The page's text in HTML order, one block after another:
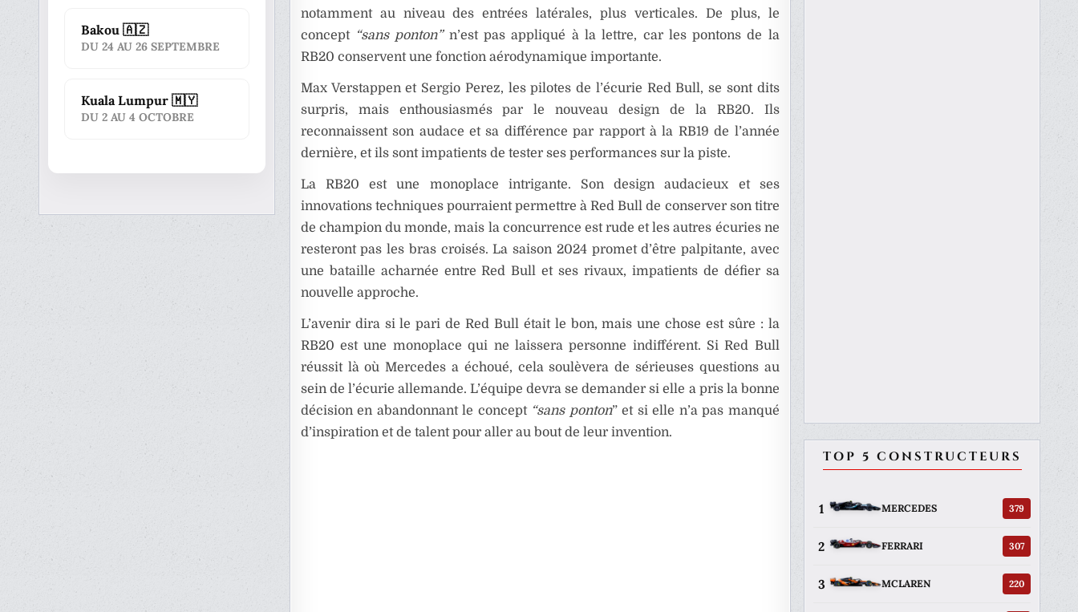
notamment au niveau des entrées latérales, plus verticales. De plus, le
concept “sans ponton”n’est pas appliqué à la lettre, car les pontons de la
RB20 conservent une fonction aérodynamique importante.
Max Verstappen et Sergio Perez, les pilotes de l’écurie Red Bull, se sont dits
surpris, mais enthousiasmés par le nouveau design de la RB20. Ils
reconnaissent son audace et sa différence par rapport à la RB19 de l’année
dernière, et ils sont impatients de tester ses performances sur la piste.
La RB20 est une monoplace intrigante. Son design audacieux et ses
innovations techniques pourraient permettre à Red Bull de conserver son titre
de champion du monde, mais la concurrence est rude et les autres écuries ne
resteront pas les bras croisés. La saison 2024 promet d’être palpitante, avec
une bataille acharnée entre Red Bull et ses rivaux, impatients de défier sa
nouvelle approche.
L’avenir dira si le pari de Red Bull était le bon, mais une chose est sûre : la
RB20 est une monoplace qui ne laissera personne indifférent. Si Red Bull
réussit là où Mercedes a échoué, cela soulèvera de sérieuses questions au
sein de l’écurie allemande. L’équipe devra se demander si elle a pris la bonne
décision en abandonnant le concept “sans ponton” et si elle n’a pas manqué
d’inspiration et de talent pour aller au bout de leur invention.
Bakou 🇦🇿
DU 24 AU 26 SEPTEMBRE
Kuala Lumpur 🇲🇾
DU 2 AU 4 OCTOBRE
TOP 5 CONSTRUCTEURS
1 MERCEDES 379
2 FERRARI 307
3 MCLAREN 220